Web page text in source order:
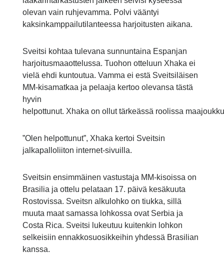
olevan vain ruhjevamma. Polvi vääntyi
kaksinkamppailutilanteessa harjoitusten aikana.
Sveitsi kohtaa tulevana sunnuntaina Espanjan
harjoitusmaaottelussa. Tuohon otteluun Xhaka ei
vielä ehdi kuntoutua. Vamma ei estä Sveitsiläisen
MM-kisamatkaa ja pelaaja kertoo olevansa tästä
hyvin
helpottunut. Xhaka on ollut tärkeässä roolissa
”Olen helpottunut”, Xhaka kertoi Sveitsin
jalkapalloliiton internet-sivuilla.
Sveitsin ensimmäinen vastustaja MM-kisoissa on
Brasilia ja ottelu pelataan 17. päivä kesäkuuta
Rostovissa. Sveitsn alkulohko on tiukka, sillä
muuta maat samassa lohkossa ovat Serbia ja
Costa Rica. Sveitsi lukeutuu kuitenkin lohkon
selkeisiin ennakkosuosikkeihin yhdessä Brasilian
kanssa.